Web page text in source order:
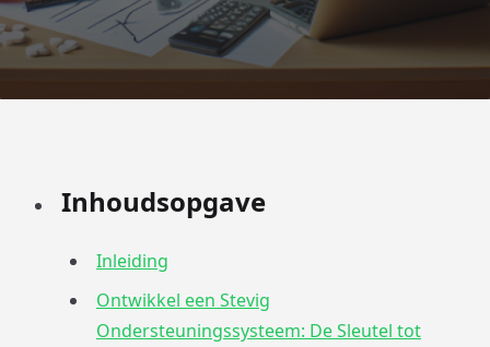
Inhoudsopgave
Inleiding
Ontwikkel een Stevig
Ondersteuningssysteem: De Sleutel tot